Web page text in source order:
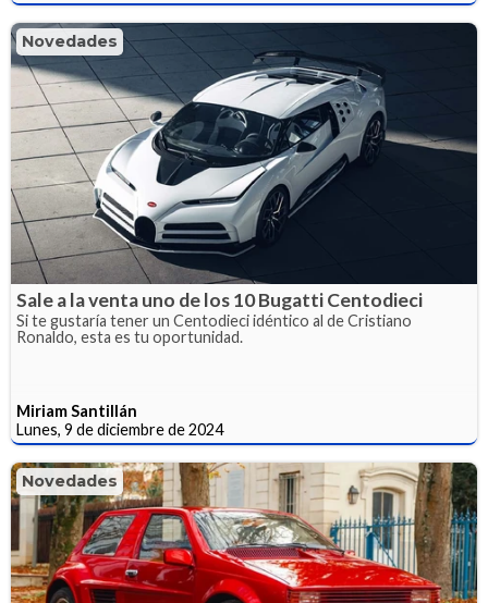
Novedades
Sale a la venta uno de los 10 Bugatti Centodieci
Si te gustaría tener un Centodieci idéntico al de Cristiano
Ronaldo, esta es tu oportunidad.
Miriam Santillán
Lunes, 9 de diciembre de 2024
Novedades